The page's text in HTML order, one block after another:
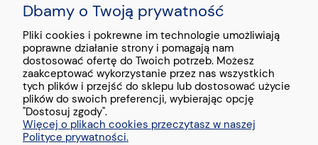
PŁATNOŚCI I DOSTAWA
O NAS
Stopka - treść testowa
Dbamy o Twoją prywatność
Pliki cookies i pokrewne im technologie umożliwiają
poprawne działanie strony i pomagają nam
dostosować ofertę do Twoich potrzeb. Możesz
zaakceptować wykorzystanie przez nas wszystkich
tych plików i przejść do sklepu lub dostosować użycie
plików do swoich preferencji, wybierając opcję
"Dostosuj zgody".
Więcej o plikach cookies przeczytasz w naszej
Polityce prywatności.